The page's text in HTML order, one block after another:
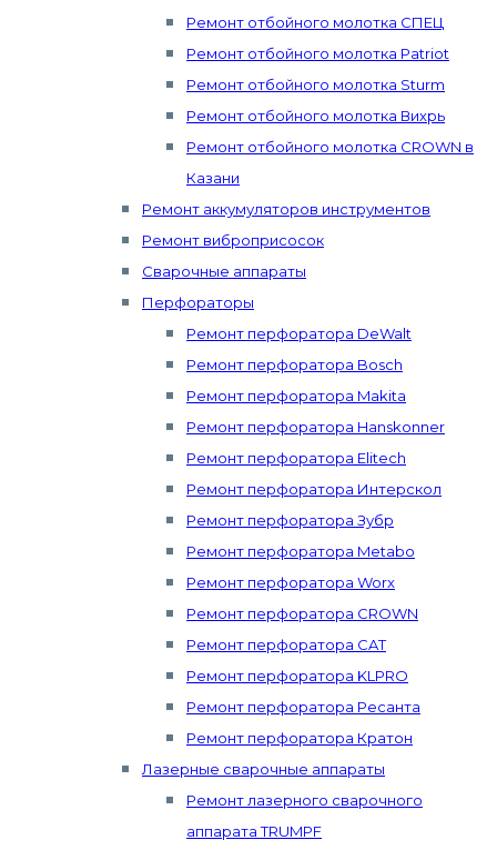
Ремонт отбойного молотка СПЕЦ
Ремонт отбойного молотка Patriot
Ремонт отбойного молотка Sturm
Ремонт отбойного молотка Вихрь
Ремонт отбойного молотка CROWN в
Казани
Ремонт аккумуляторов инструментов
Ремонт виброприсосок
Сварочные аппараты
Перфораторы
Ремонт перфоратора DeWalt
Ремонт перфоратора Bosch
Ремонт перфоратора Makita
Ремонт перфоратора Hanskonner
Ремонт перфоратора Elitech
Ремонт перфоратора Интерскол
Ремонт перфоратора Зубр
Ремонт перфоратора Metabo
Ремонт перфоратора Worx
Ремонт перфоратора CROWN
Ремонт перфоратора CAT
Ремонт перфоратора KLPRO
Ремонт перфоратора Ресанта
Ремонт перфоратора Кратон
Лазерные сварочные аппараты
Ремонт лазерного сварочного
аппарата TRUMPF